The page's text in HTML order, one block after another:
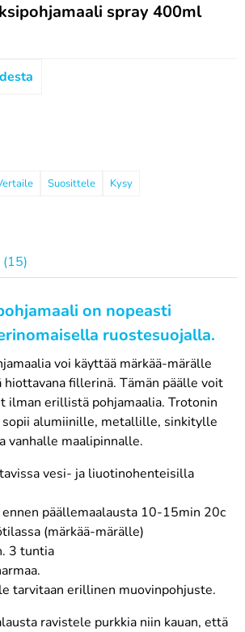
spray 400ml
Suosittele Kysy
on nopeasti
ruostesuojalla.
voi käyttää märkää-märälle
hiottavana fillerinä. Tämän päälle voit
ilman erillistä pohjamaalia. Trotonin
sopii alumiinille, metallille, sinkitylle
vanhalle maalipinnalle.
vesi- ja liuotinohenteisilla
ennen päällemaalausta 10-15min 20c
(märkää-märälle)
3 tuntia
tarvitaan erillinen muovinpohjuste.
ravistele purkkia niin kauan, että